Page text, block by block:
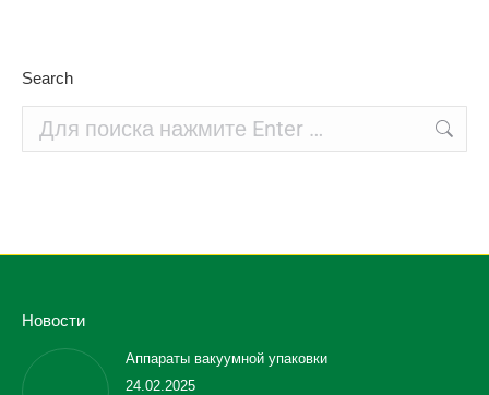
Search
Новости
Аппараты вакуумной упаковки
24.02.2025